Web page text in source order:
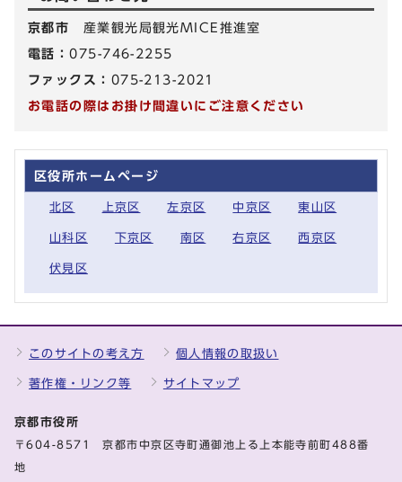
京都市 産業観光局観光MICE推進室
電話：075-746-2255
ファックス： 075-213-2021
お電話の際はお掛け間違いにご注意ください
区役所ホームページ
北区 上京区 左京区 中京区 東山区
山科区 下京区 南区 右京区 西京区
伏見区
このサイトの考え方 個人情報の取扱い
著作権・リンク等 サイトマップ
京都市役所
〒604-8571 京都市中京区寺町通御池上る上本能寺前町488番
地